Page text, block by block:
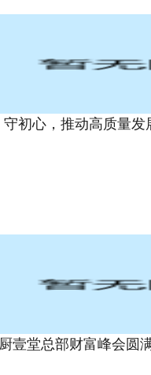
初心，推动高质量发
壹堂总部财富峰会圆